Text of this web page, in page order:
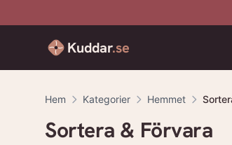
Kuddar.se
Hem Kategorier Hemmet
Sortera & Förvara